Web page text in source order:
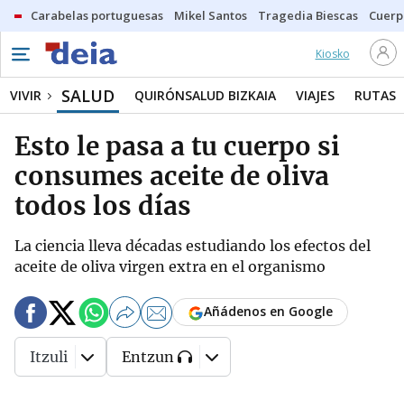
Carabelas portuguesas Mikel Santos Tragedia Biescas
Kiosko
VIVIR SALUD QUIRÓNSALUD BIZKAIA VIAJES RUTAS
Esto le pasa a tu cuerpo si
consumes aceite de oliva
todos los días
La ciencia lleva décadas estudiando los efectos del
aceite de oliva virgen extra en el organismo
Añádenos en Google
Itzuli Entzun